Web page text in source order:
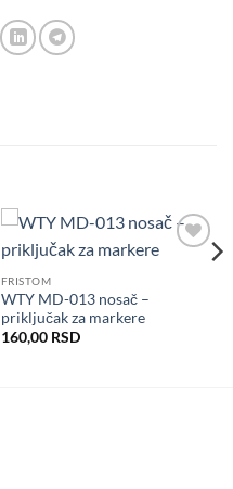
FRISTOM
WTY MD-013 nosač –
priključak za markere
160,00 RSD